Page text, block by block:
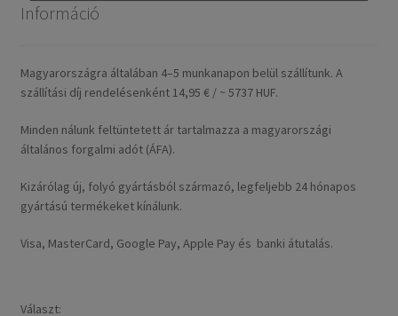
Információ
Magyarországra általában 4–5 munkanapon belül szállítunk. A
szállítási díj rendelésenként 14,95 € / ~ 5737 HUF.
Minden nálunk feltüntetett ár tartalmazza a magyarországi
általános forgalmi adót (ÁFA).
Kizárólag új, folyó gyártásból származó, legfeljebb 24 hónapos
gyártású termékeket kínálunk.
Visa, MasterCard, Google Pay, Apple Pay és banki átutalás.
Választ: